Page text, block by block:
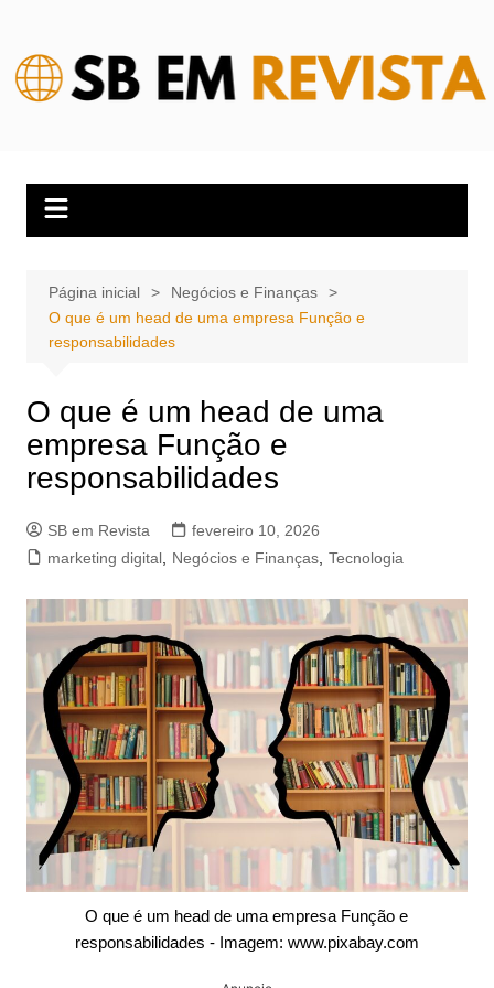
conteúdo
Página inicial
Negócios e Finanças
O que é um head de uma empresa Função e
responsabilidades
O que é um head de uma
empresa Função e
responsabilidades
SB em Revista
fevereiro 10, 2026
marketing digital, Negócios e Finanças, Tecnologia
O que é um head de uma empresa Função e
responsabilidades - Imagem: www.pixabay.com